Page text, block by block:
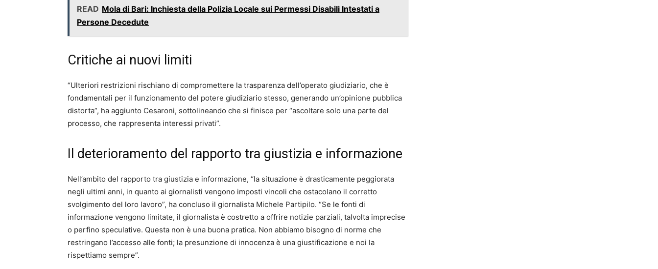
READ Mola di Bari: Inchiesta della Polizia Locale sui Permessi Disabili Intestati a
Persone Decedute
Critiche ai nuovi limiti
“Ulteriori restrizioni rischiano di compromettere la trasparenza dell’operato giudiziario, che è
fondamentali per il funzionamento del potere giudiziario stesso, generando un’opinione pubblica
distorta”, ha aggiunto Cesaroni, sottolineando che si finisce per “ascoltare solo una parte del
processo, che rappresenta interessi privati”.
Il deterioramento del rapporto tra giustizia e informazione
Nell’ambito del rapporto tra giustizia e informazione, “la situazione è drasticamente peggiorata
negli ultimi anni, in quanto ai giornalisti vengono imposti vincoli che ostacolano il corretto
svolgimento del loro lavoro”, ha concluso il giornalista Michele Partipilo. “Se le fonti di
informazione vengono limitate, il giornalista è costretto a offrire notizie parziali, talvolta imprecise
o perfino speculative. Questa non è una buona pratica. Non abbiamo bisogno di norme che
restringano l’accesso alle fonti; la presunzione di innocenza è una giustificazione e noi la
rispettiamo sempre”.